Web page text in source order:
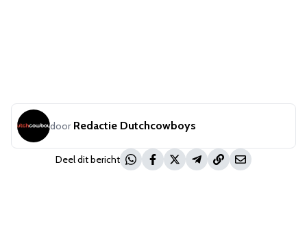
door Redactie Dutchcowboys
Deel dit bericht